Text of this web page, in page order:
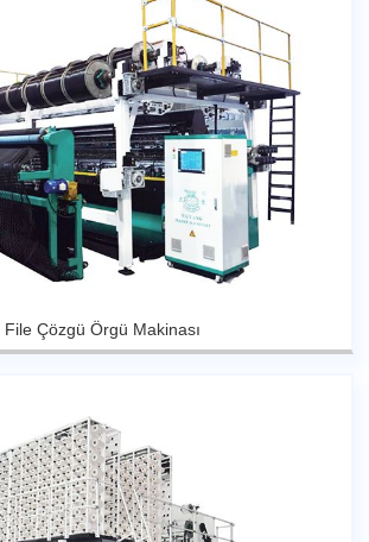
File Çözgü Örgü Makinası